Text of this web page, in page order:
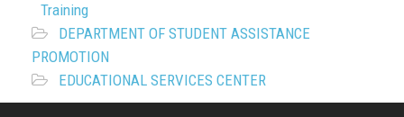
Training
DEPARTMENT OF STUDENT ASSISTANCE
PROMOTION
EDUCATIONAL SERVICES CENTER